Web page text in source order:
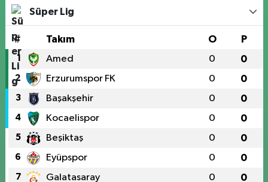
Süper Lig
# Takım O P
1 Amed 0 0
2 Erzurumspor FK 0 0
3 Başakşehir 0 0
4 Kocaelispor 0 0
5 Beşiktaş 0 0
6 Eyüpspor 0 0
7 Galatasaray 0 0